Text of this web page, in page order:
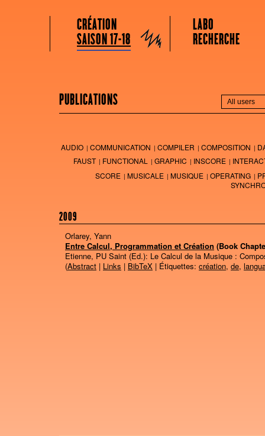
Grame
Menu principal
Aller au contenu principal
Aller au contenu secondaire
CRÉATION
SAISON 17-18
LABO
RECHERCHE
PUBLICATIONS
AUDIO COMMUNICATION COMPILER COMPOSITION
FAUST
FUNCTIONAL GRAPHIC INSCORE
SCORE
MUSICALE MUSIQUE OPERATING
2009
Orlarey, Yann
Entre Calcul, Programmation et Création (Book
Etienne, PU Saint (Ed.): Le Calcul de la Musique :
(Abstract | Links | BibTeX | Étiquettes: création, de,